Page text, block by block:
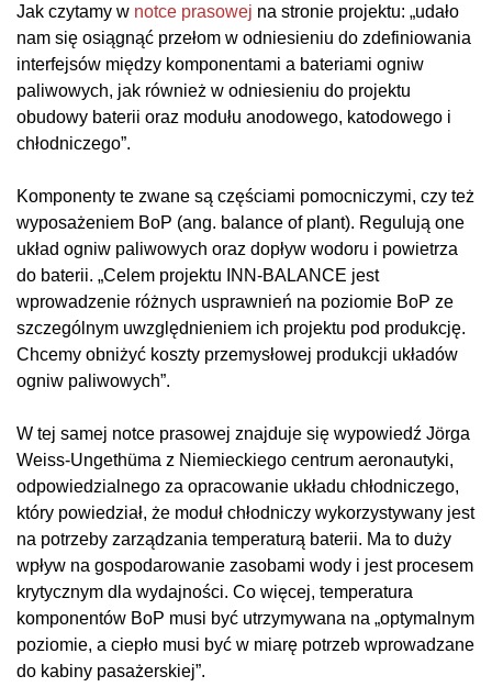
Jak czytamy w notce prasowej na stronie projektu: „udało
nam się osiągnąć przełom w odniesieniu do zdefiniowania
interfejsów między komponentami a bateriami ogniw
paliwowych, jak również w odniesieniu do projektu
obudowy baterii oraz modułu anodowego, katodowego i
chłodniczego”.
Komponenty te zwane są częściami pomocniczymi, czy też
wyposażeniem BoP (ang. balance of plant). Regulują one
układ ogniw paliwowych oraz dopływ wodoru i powietrza
do baterii. „Celem projektu INN-BALANCE jest
wprowadzenie różnych usprawnień na poziomie BoP ze
szczególnym uwzględnieniem ich projektu pod produkcję.
Chcemy obniżyć koszty przemysłowej produkcji układów
ogniw paliwowych”.
W tej samej notce prasowej znajduje się wypowiedź Jörga
Weiss-Ungethüma z Niemieckiego centrum aeronautyki,
odpowiedzialnego za opracowanie układu chłodniczego,
który powiedział, że moduł chłodniczy wykorzystywany jest
na potrzeby zarządzania temperaturą baterii. Ma to duży
wpływ na gospodarowanie zasobami wody i jest procesem
krytycznym dla wydajności. Co więcej, temperatura
komponentów BoP musi być utrzymywana na „optymalnym
poziomie, a ciepło musi być w miarę potrzeb wprowadzane
do kabiny pasażerskiej”.